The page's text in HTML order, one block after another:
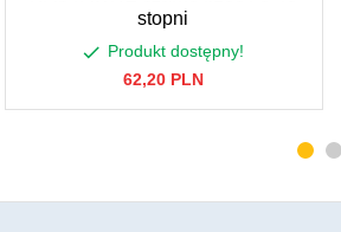
stopni
Produkt dostępny!
62,20 PLN